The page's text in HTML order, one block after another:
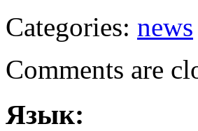
Categories: news
Comments are
Язык: